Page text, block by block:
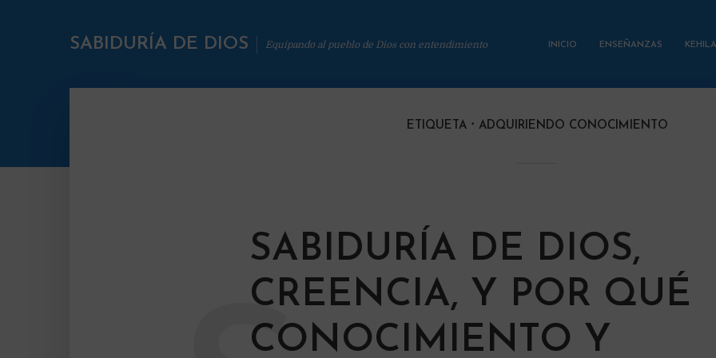
SABIDURÍA DE DIOS Equipando al pueblo de Dios con entendimiento INICIO ENSEÑANZAS
ETIQUETA ADQUIRIENDO CONOCIMIENTO
SABIDURÍA DE DIOS,
CREENCIA, Y POR QUÉ
CONOCIMIENTO Y